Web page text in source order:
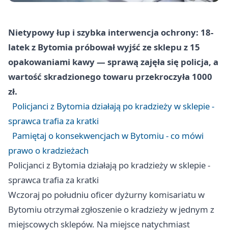
Nietypowy łup i szybka interwencja ochrony: 18-
latek z Bytomia próbował wyjść ze sklepu z 15
opakowaniami kawy — sprawą zajęła się policja, a
wartość skradzionego towaru przekroczyła 1000
zł.
Policjanci z Bytomia działają po kradzieży w sklepie -
sprawca trafia za kratki
Pamiętaj o konsekwencjach w Bytomiu - co mówi
prawo o kradzieżach
Policjanci z Bytomia działają po kradzieży w sklepie -
sprawca trafia za kratki
Wczoraj po południu oficer dyżurny komisariatu w
Bytomiu otrzymał zgłoszenie o kradzieży w jednym z
miejscowych sklepów. Na miejsce natychmiast